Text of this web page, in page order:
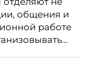
общения и
работе